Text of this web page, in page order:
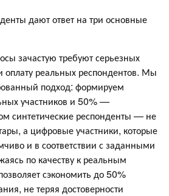
дают ответ на три основные
зачастую требуют серьезных
оплату реальных респондентов. Мы
подход: формируем
участников и 50% —
синтетические респонденты — не
а цифровые участники, которые
и в соответствии с заданными
по качеству к реальным
сэкономить до 50%
не теряя достоверности